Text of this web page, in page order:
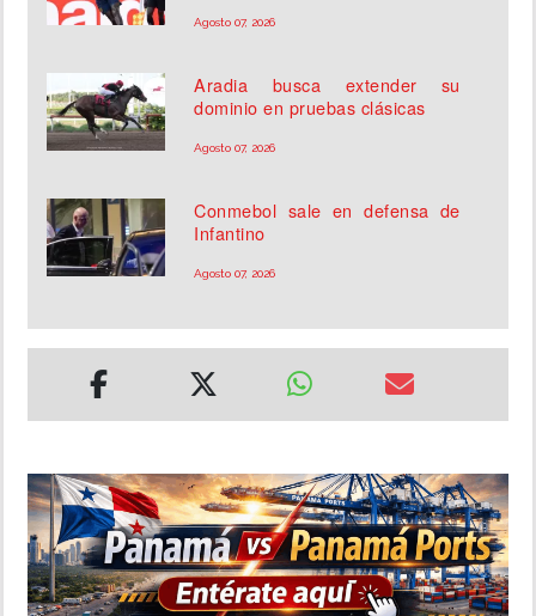
Agosto 07, 2026
Aradia busca extender su
dominio en pruebas clásicas
Agosto 07, 2026
Conmebol sale en defensa de
Infantino
Agosto 07, 2026